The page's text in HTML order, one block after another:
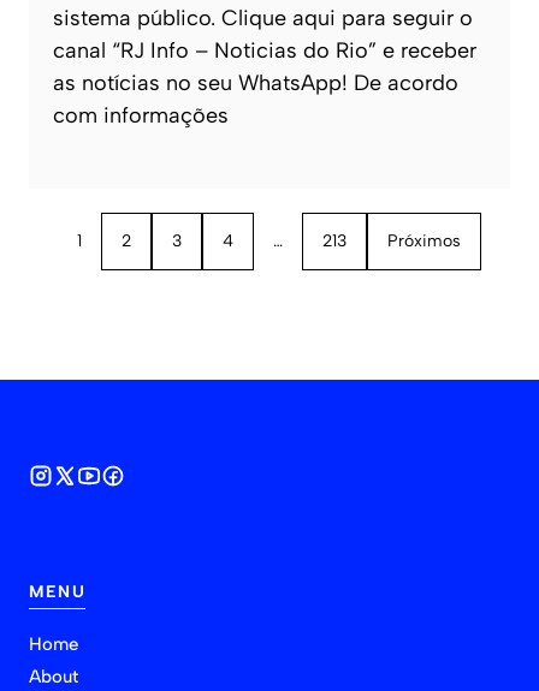
sistema público. Clique aqui para seguir o
canal “RJ Info – Noticias do Rio” e receber
as notícias no seu WhatsApp! De acordo
com informações
1 2 3 4 … 213 Próximos
MENU
Home
About